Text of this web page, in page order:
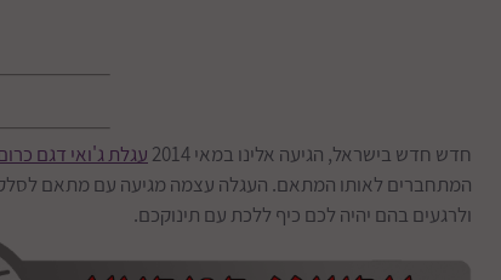
חדש חדש בישראל, הגיעה אלינו במאי 2014 עגלת ג'ואי דגם
המתחברים לאותו המתאם. העגלה עצמה מגיעה עם מתאם לסלקל
ולרגעים בהם יהיה לכם כיף ללכת עם תינוקכם.